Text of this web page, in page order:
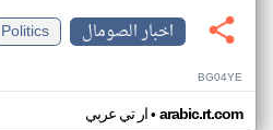
اخبار الصومال
Politics
BG04YE
ار تي عربي• arabic.rt.com